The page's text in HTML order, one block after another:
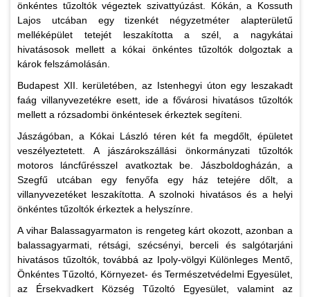
önkéntes tűzoltók végeztek szivattyúzást. Kókán, a Kossuth
Lajos utcában egy tizenkét négyzetméter alapterületű
melléképület tetejét leszakította a szél, a nagykátai
hivatásosok mellett a kókai önkéntes tűzoltók dolgoztak a
károk felszámolásán.
Budapest XII. kerületében, az Istenhegyi úton egy leszakadt
faág villanyvezetékre esett, ide a fővárosi hivatásos tűzoltók
mellett a rózsadombi önkéntesek érkeztek segíteni.
Jászágóban, a Kókai László téren két fa megdőlt, épületet
veszélyeztetett. A jászárokszállási önkormányzati tűzoltók
motoros láncfűrésszel avatkoztak be. Jászboldogházán, a
Szegfű utcában egy fenyőfa egy ház tetejére dőlt, a
villanyvezetéket leszakította. A szolnoki hivatásos és a helyi
önkéntes tűzoltók érkeztek a helyszínre.
A vihar Balassagyarmaton is rengeteg kárt okozott, azonban a
balassagyarmati, rétsági, szécsényi, berceli és salgótarjáni
hivatásos tűzoltók, továbbá az Ipoly-völgyi Különleges Mentő,
Önkéntes Tűzoltó, Környezet- és Természetvédelmi Egyesület,
az Érsekvadkert Község Tűzoltó Egyesület, valamint az